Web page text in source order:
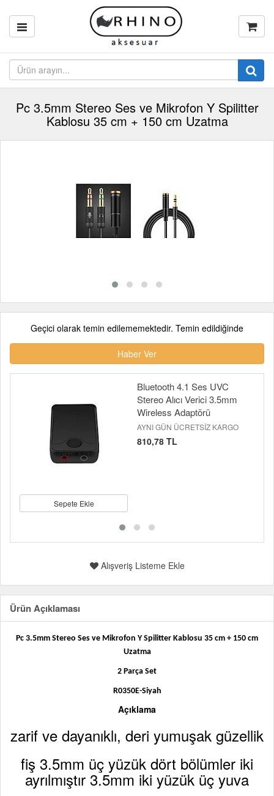
Pc 3.5mm Stereo Ses ve Mikrofon Y Spilitter
Kablosu 35 cm + 150 cm Uzatma
Geçici olarak temin edilememektedir. Temin edildiğinde
Haber Ver
Sepete Ekle
Bluetooth 4.1 Ses UVC
Stereo Alıcı Verici 3.5mm
Wireless Adaptörü
AYNI GÜN ÜCRETSİZ KARGO
810,78 TL
Alışveriş Listeme Ekle
Ürün Açıklaması
Pc 3.5mm Stereo Ses ve Mikrofon Y Spilitter Kablosu 35 cm + 150 cm
Uzatma
2 Parça Set
R0350E-Siyah
Açıklama
zarif ve dayanıklı, deri yumuşak güzellik
fiş 3.5mm üç yüzük dört bölümler iki
ayrılmıştır 3.5mm iki yüzük üç yuva